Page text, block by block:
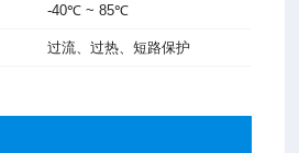
-40℃ ~ 85℃
过流、过热、短路保护